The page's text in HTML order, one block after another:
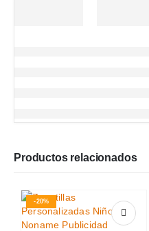
Productos relacionados
-20%